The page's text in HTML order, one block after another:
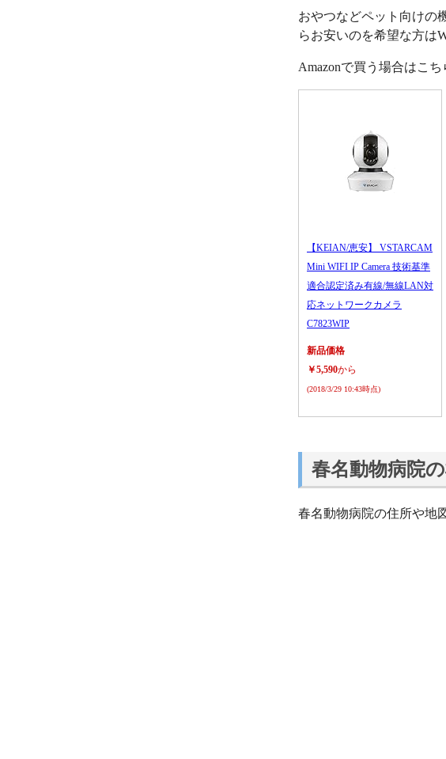
おやつなどペット向けの
らお安いのを希望な方は
Amazonで買う場合はこち
【KEIAN/恵安】 VSTARCAM
Mini WIFI IP Camera 技術基準
適合認定済み有線/無線LAN対
応ネットワークカメラ
C7823WIP
新品価格
￥5,590から
(2018/3/29 10:43時点)
春名動物病院
春名動物病院の住所や地